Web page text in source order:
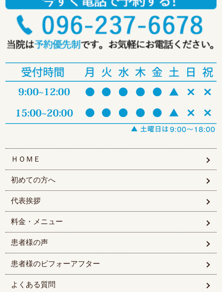
ＨＯＭＥ
初めての方へ
代表挨拶
料金・メニュー
患者様の声
患者様のビフォーアフター
よくある質問